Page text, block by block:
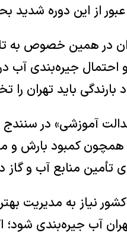
از این دوره شدید
در همین خصوص به
جیره‌بندی آب در
باید تهران را
آموزشی» در
کمبود بارش و
تأمین منابع آب و گاز
نیاز به مدیریت
تهران آب جیره‌بندی